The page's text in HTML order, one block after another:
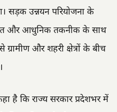
सड़क उन्नयन परियोजना के
और आधुनिक तकनीक के साथ
ग्रामीण और शहरी क्षेत्रों के बीच
है कि राज्य सरकार प्रदेशभर में